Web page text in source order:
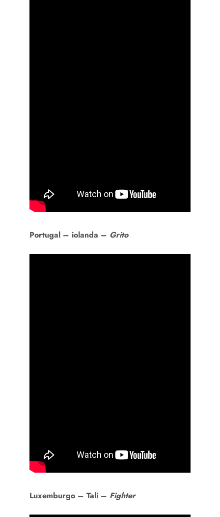
Portugal – iolanda – Grito
Luxemburgo – Tali – Fighter